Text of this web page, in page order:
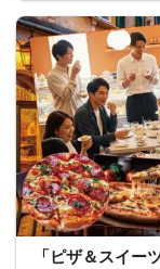
「ピザ＆スイー